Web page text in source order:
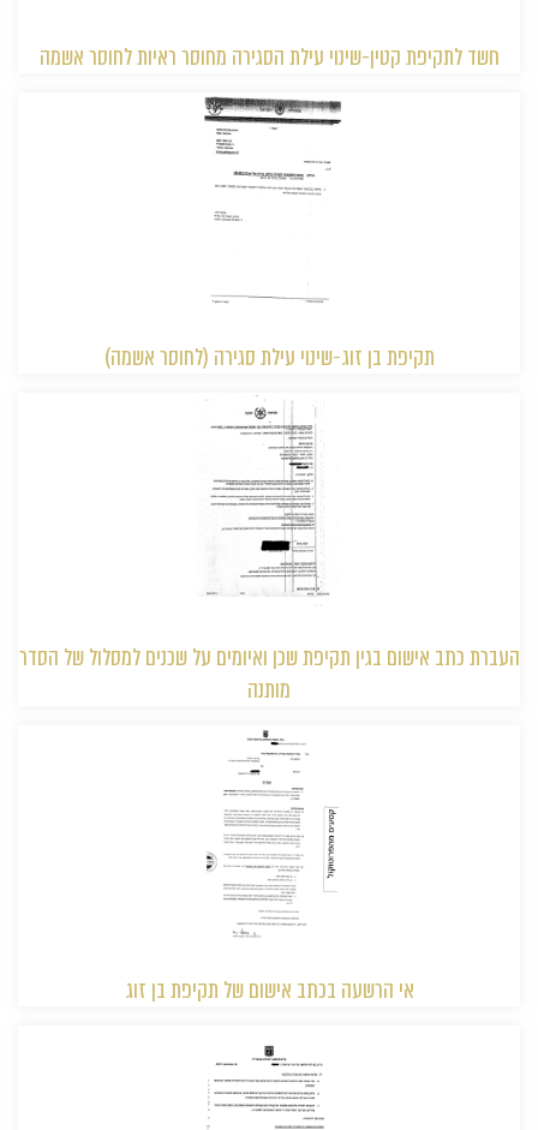
חשד לתקיפת קטין-שינוי עילת הסגירה מחוסר ראיות לחוסר אשמה
תקיפת בן זוג-שינוי עילת סגירה (לחוסר אשמה)
העברת כתב אישום בגין תקיפת שכן ואיומים על שכנים למסלול של הסדר
מותנה
אי הרשעה בכתב אישום של תקיפת בן זוג